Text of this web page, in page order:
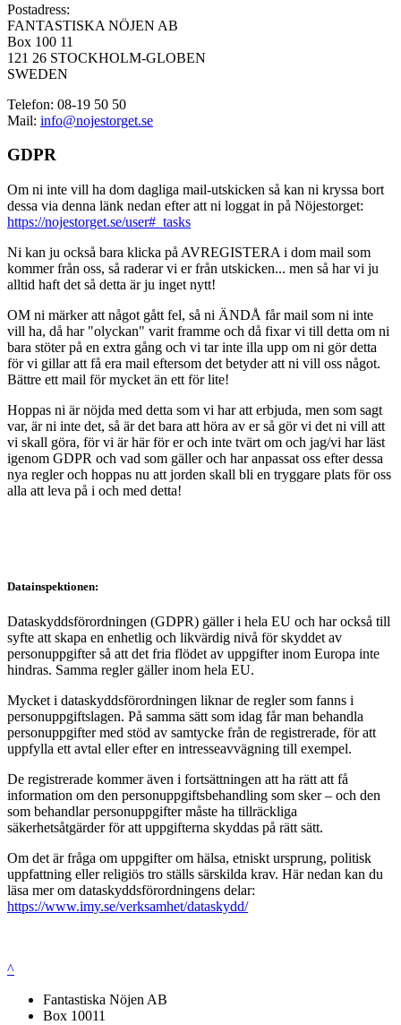
Postadress:
FANTASTISKA NÖJEN AB
Box 100 11
121 26 STOCKHOLM-GLOBEN
SWEDEN
Telefon: 08-19 50 50
Mail: info@nojestorget.se
GDPR
Om ni inte vill ha dom dagliga mail-utskicken så kan ni kryssa bort
dessa via denna länk nedan efter att ni loggat in på Nöjestorget:
https://nojestorget.se/user#_tasks
Ni kan ju också bara klicka på AVREGISTERA i dom mail som
kommer från oss, så raderar vi er från utskicken... men så har vi ju
alltid haft det så detta är ju inget nytt!
OM ni märker att något gått fel, så ni ÄNDÅ får mail som ni inte
vill ha, då har "olyckan" varit framme och då fixar vi till detta om ni
bara stöter på en extra gång och vi tar inte illa upp om ni gör detta
för vi gillar att få era mail eftersom det betyder att ni vill oss något.
Bättre ett mail för mycket än ett för lite!
Hoppas ni är nöjda med detta som vi har att erbjuda, men som sagt
var, är ni inte det, så är det bara att höra av er så gör vi det ni vill att
vi skall göra, för vi är här för er och inte tvärt om och jag/vi har läst
igenom GDPR och vad som gäller och har anpassat oss efter dessa
nya regler och hoppas nu att jorden skall bli en tryggare plats för oss
alla att leva på i och med detta!
Datainspektionen:
Dataskyddsförordningen (GDPR) gäller i hela EU och har också till
syfte att skapa en enhetlig och likvärdig nivå för skyddet av
personuppgifter så att det fria flödet av uppgifter inom Europa inte
hindras. Samma regler gäller inom hela EU.
Mycket i dataskyddsförordningen liknar de regler som fanns i
personuppgiftslagen. På samma sätt som idag får man behandla
personuppgifter med stöd av samtycke från de registrerade, för att
uppfylla ett avtal eller efter en intresseavvägning till exempel.
De registrerade kommer även i fortsättningen att ha rätt att få
information om den personuppgiftsbehandling som sker – och den
som behandlar personuppgifter måste ha tillräckliga
säkerhetsåtgärder för att uppgifterna skyddas på rätt sätt.
Om det är fråga om uppgifter om hälsa, etniskt ursprung, politisk
uppfattning eller religiös tro ställs särskilda krav. Här nedan kan du
läsa mer om dataskyddsförordningens delar:
https://www.imy.se/verksamhet/dataskydd/
^
Fantastiska Nöjen AB
Box 10011